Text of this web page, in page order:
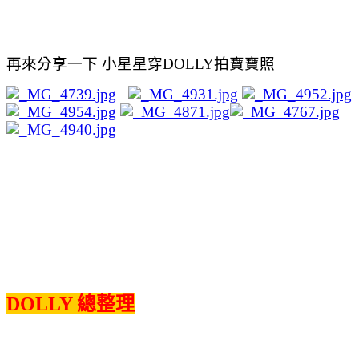
再來分享一下 小星星穿DOLLY拍寶寶照
DOLLY 總整理